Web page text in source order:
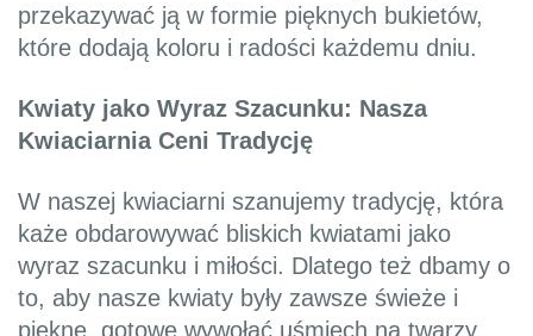
przekazywać ją w formie pięknych bukietów,
które dodają koloru i radości każdemu dniu.
Kwiaty jako Wyraz Szacunku: Nasza
Kwiaciarnia Ceni Tradycję
W naszej kwiaciarni szanujemy tradycję, która
każe obdarowywać bliskich kwiatami jako
wyraz szacunku i miłości. Dlatego też dbamy o
to, aby nasze kwiaty były zawsze świeże i
piękne, gotowe wywołać uśmiech na twarzy